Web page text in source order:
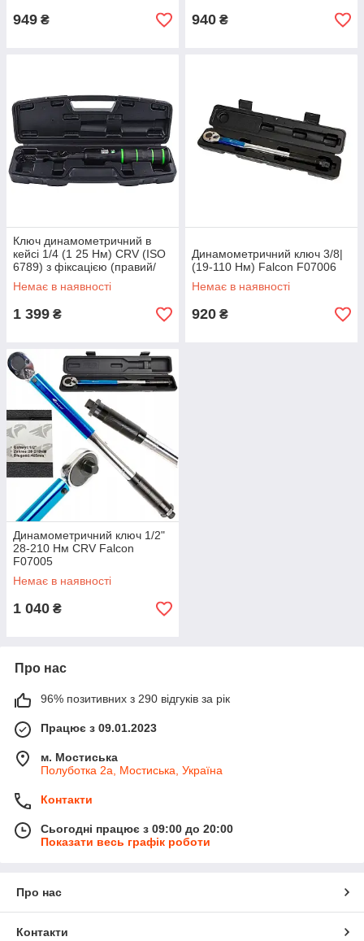
949 ₴ 940 ₴
Ключ динамометричний в
кейсі 1/4 (1 25 Нм) CRV (ISO
6789) з фіксацією (правий/
лівий хід) Falcon F07201
Немає в наявності
1 399 ₴
Динамометричний ключ 3/8|
(19-110 Нм) Falcon F07006
Немає в наявності
920 ₴
Динамометричний ключ 1/2"
28-210 Нм CRV Falcon
F07005
Немає в наявності
1 040 ₴
Про нас
96% позитивних з 290 відгуків за рік
Працює з 09.01.2023
м. Мостиська
Полуботка 2а, Мостиська, Україна
Контакти
Сьогодні працює з 09:00 до 20:00
Показати весь графік роботи
Про нас
Контакти